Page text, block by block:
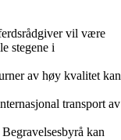
vil være
stegene i
av høy kvalitet kan
transport av
kan